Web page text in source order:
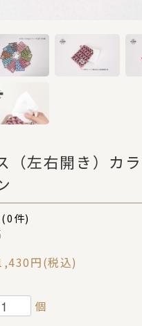
ョナリー
グッズ
（左右開き）カ
件)
円(税込)
個